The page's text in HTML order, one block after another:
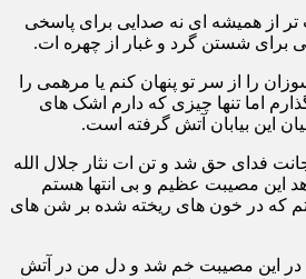
از همیشه ای نه صدایی برای پاسخی
برای شستن گرد و غبار از چهره ات.
را از سر تو پنهان کنم یا مرهمی را
اما تنها چیزی که دارم اشک‌ های
این بیابان آتش گرفته است.
فدای حق شد و تن ات نثار جلال الله
این مصیبت عظیم و بی انتها هستم
که در خون‌ های ریخته شده بر شن‌ های
در این مصیبت خم شد و دل من در آتش